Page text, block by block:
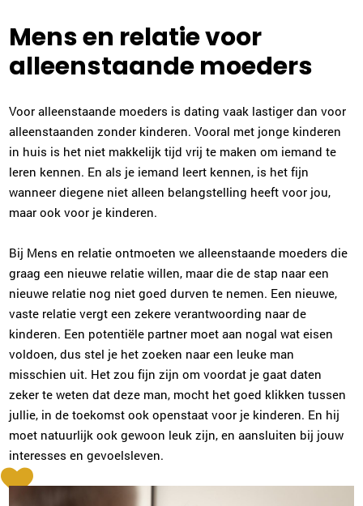
Mens en relatie voor
alleenstaande moeders
Voor alleenstaande moeders is dating vaak lastiger dan voor
alleenstaanden zonder kinderen. Vooral met jonge kinderen
in huis is het niet makkelijk tijd vrij te maken om iemand te
leren kennen. En als je iemand leert kennen, is het fijn
wanneer diegene niet alleen belangstelling heeft voor jou,
maar ook voor je kinderen.
Bij Mens en relatie ontmoeten we alleenstaande moeders die
graag een nieuwe relatie willen, maar die de stap naar een
nieuwe relatie nog niet goed durven te nemen. Een nieuwe,
vaste relatie vergt een zekere verantwoording naar de
kinderen. Een potentiële partner moet aan nogal wat eisen
voldoen, dus stel je het zoeken naar een leuke man
misschien uit. Het zou fijn zijn om voordat je gaat daten
zeker te weten dat deze man, mocht het goed klikken tussen
jullie, in de toekomst ook openstaat voor je kinderen. En hij
moet natuurlijk ook gewoon leuk zijn, en aansluiten bij jouw
interesses en gevoelsleven.